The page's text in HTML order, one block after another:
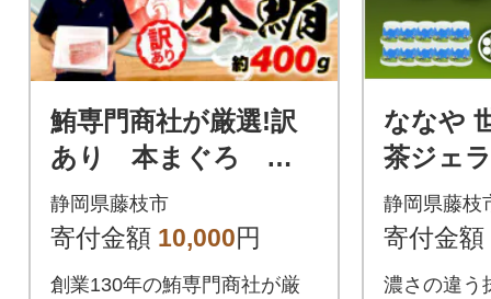
鮪専門商社が厳選!訳
あり 本まぐろ 中
トロ 400g
静岡県藤枝市
寄付金額 10,000円
創業130年の鮪専門商社が厳
ななや
茶ジェ
個セット
静岡県藤枝
寄付金額
濃さの違う